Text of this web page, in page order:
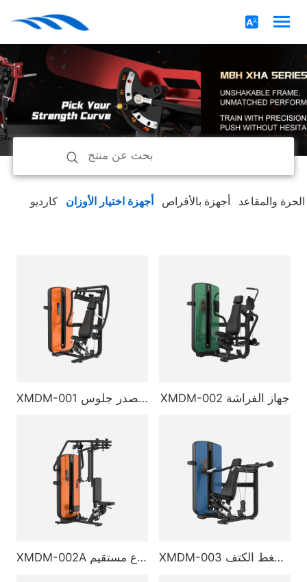
كارديو أجهزة اختيار الأوزان أجهزة بالأقراص الحرة والمقاعد
XMDM-001 جهاز ضغط الصدر جلوس XMDM-002 جهاز الفراشة
XMDM-002A ضغط صدر بذراع مستقيم XMDM-003 جهاز ضغط الكتف